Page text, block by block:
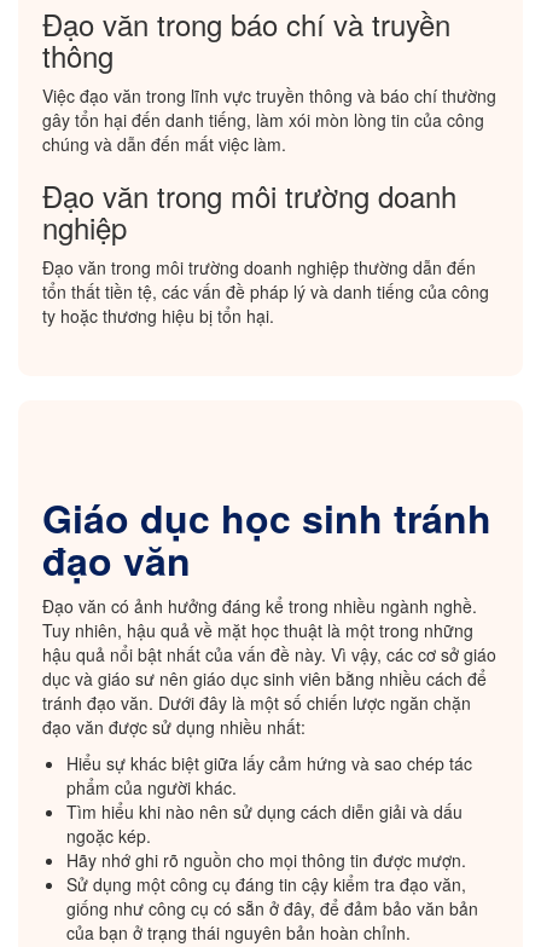
Đạo văn trong báo chí và truyền
thông
Việc đạo văn trong lĩnh vực truyền thông và báo chí thường
gây tổn hại đến danh tiếng, làm xói mòn lòng tin của công
chúng và dẫn đến mất việc làm.
Đạo văn trong môi trường doanh
nghiệp
Đạo văn trong môi trường doanh nghiệp thường dẫn đến
tổn thất tiền tệ, các vấn đề pháp lý và danh tiếng của công
ty hoặc thương hiệu bị tổn hại.
Giáo dục học sinh tránh
đạo văn
Đạo văn có ảnh hưởng đáng kể trong nhiều ngành nghề.
Tuy nhiên, hậu quả về mặt học thuật là một trong những
hậu quả nổi bật nhất của vấn đề này. Vì vậy, các cơ sở giáo
dục và giáo sư nên giáo dục sinh viên bằng nhiều cách để
tránh đạo văn. Dưới đây là một số chiến lược ngăn chặn
đạo văn được sử dụng nhiều nhất:
Hiểu sự khác biệt giữa lấy cảm hứng và sao chép tác
phẩm của người khác.
Tìm hiểu khi nào nên sử dụng cách diễn giải và dấu
ngoặc kép.
Hãy nhớ ghi rõ nguồn cho mọi thông tin được mượn.
Sử dụng một công cụ đáng tin cậy kiểm tra đạo văn,
giống như công cụ có sẵn ở đây, để đảm bảo văn bản
của bạn ở trạng thái nguyên bản hoàn chỉnh.